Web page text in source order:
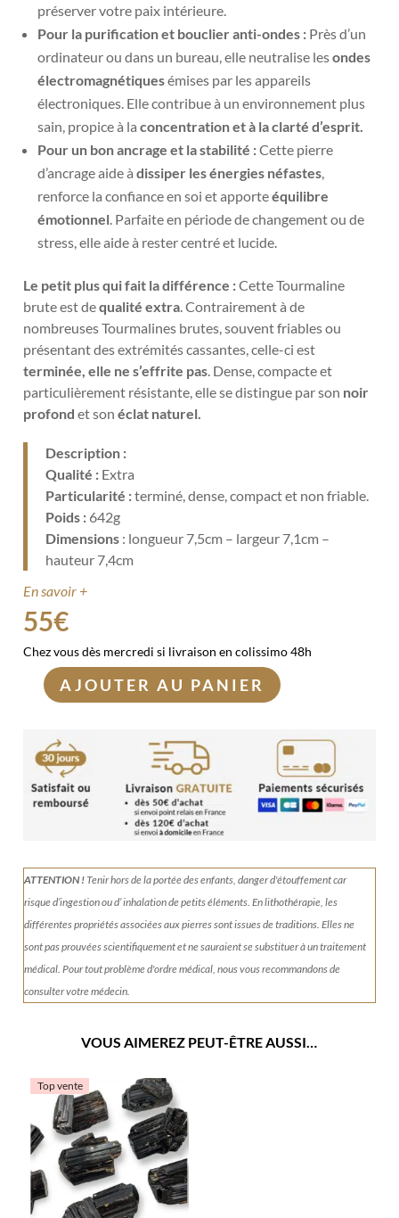
préserver votre paix intérieure.
Pour la purification et bouclier anti-ondes : Près d’un
ordinateur ou dans un bureau, elle neutralise lesondes
électromagnétiquesémises par les appareils
électroniques. Elle contribue à un environnement plus
sain, propice à laconcentration et à la clarté d’esprit.
Pour un bon ancrage et la stabilité :Cette pierre
d’ancrage aide àdissiper les énergies néfastes
renforce la confiance en soi et apporteéquilibre
émotionnel . Parfaite en période de changement ou de
stress, elle aide à rester centré et lucide.
Le petit plus qui fait la différence :Cette Tourmaline
brute est dequalité extra . Contrairement à de
nombreuses Tourmalines brutes, souvent friables ou
présentant des extrémités cassantes, celle-ci est
terminée, elle ne s’effrite pas . Dense, compacte et
particulièrement résistante, elle se distingue par son noir
profond et sonéclat naturel.
Description :
Qualité : Extra
Particularité :terminé, dense, compact et non friable.
Poids : 642g
Dimensions : longueur 7,5cm – largeur 7,1cm –
hauteur 7,4cm
En savoir +
55€
Chez vous dès mercredi si livraison en colissimo 48h
quantité
Tourmaline
noire
783g
AJOUTER AU PANIER
ATTENTION !Tenirhors de la portée des enfants, danger d'étouffement car
risque d’ingestion ou d’ inhalation de petits éléments.En lithothérapie, les
différentes propriétés associées aux pierres sont issues de traditions. Elles ne
sont pas prouvées scientifiquement et ne sauraient se substituer à un traitement
médical. Pour tout problème d'ordre médical, nous vous recommandons de
consulter votre médecin.
VOUS AIMEREZ PEUT-ÊTRE AUSSI…
Top vente